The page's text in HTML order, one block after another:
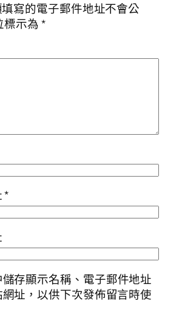
寫的電子郵件地址不會公
標示為*
*
存顯示名稱、電子郵件地址
址，以供下次發佈留言時使